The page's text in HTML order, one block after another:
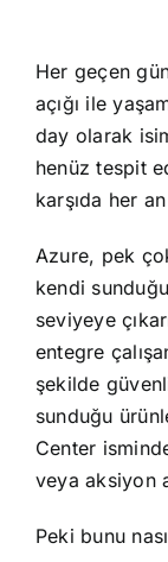
Her geçen
açığı ile
day olarak
henüz tespit
karşıda her
Azure, pek
kendi
seviyeye
entegre
şekilde
sunduğu
Center
veya aksiyon
Peki bunu